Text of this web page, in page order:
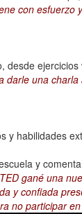
con
una
y habilidades
y
gané una
y confiada
no participar